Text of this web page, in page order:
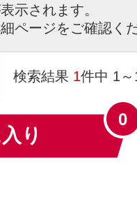
示されます。
ページをご確認く
検索結果 1件中 1
り
0